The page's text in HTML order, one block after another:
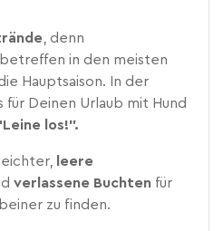
, denn
in den meisten
Hauptsaison. In der
für Deinen Urlaub mit Hund
los!”.
leere
verlassene Buchten für
zu finden.